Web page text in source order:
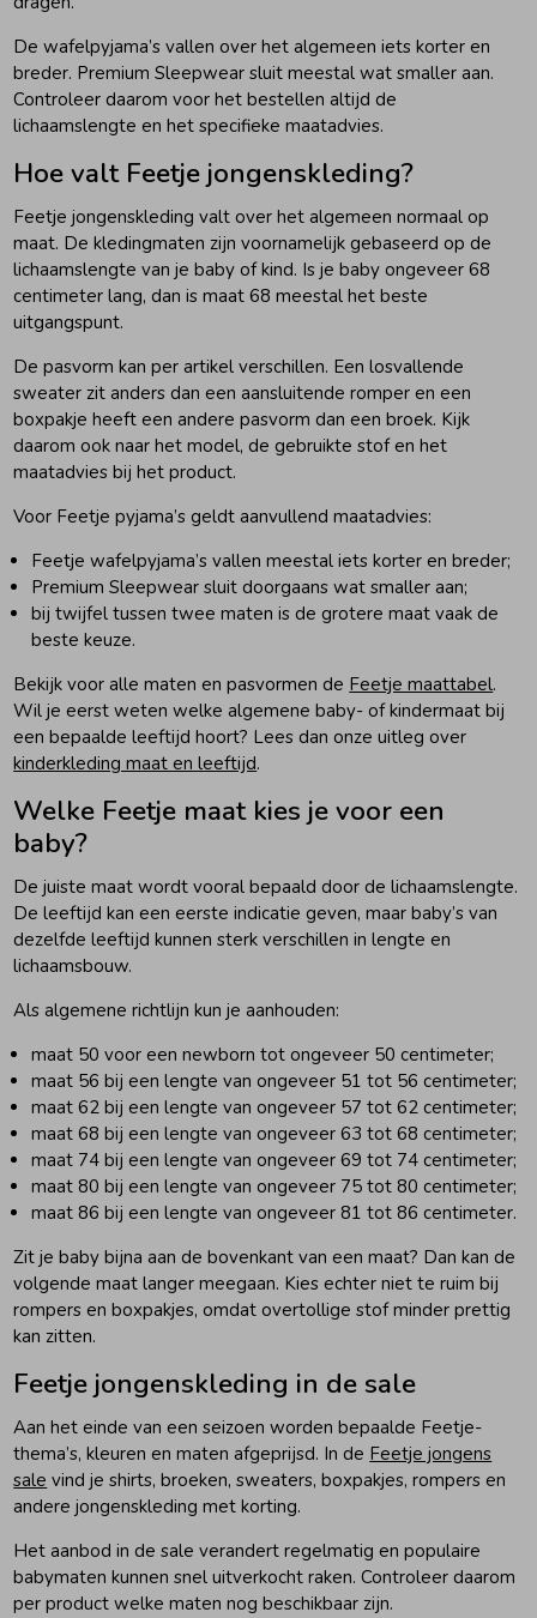
De wafelpyjama’s vallen over het algemeen iets korter en
breder. Premium Sleepwear sluit meestal wat smaller aan.
Controleer daarom voor het bestellen altijd de
lichaamslengte en het specifieke maatadvies.
Hoe valt Feetje jongenskleding?
Feetje jongenskleding valt over het algemeen normaal op
maat. De kledingmaten zijn voornamelijk gebaseerd op de
lichaamslengte van je baby of kind. Is je baby ongeveer 68
centimeter lang, dan is maat 68 meestal het beste
uitgangspunt.
De pasvorm kan per artikel verschillen. Een losvallende
sweater zit anders dan een aansluitende romper en een
boxpakje heeft een andere pasvorm dan een broek. Kijk
daarom ook naar het model, de gebruikte stof en het
maatadvies bij het product.
Voor Feetje pyjama’s geldt aanvullend maatadvies:
Feetje wafelpyjama’s vallen meestal iets korter en breder;
Premium Sleepwear sluit doorgaans wat smaller aan;
bij twijfel tussen twee maten is de grotere maat vaak de
beste keuze.
Bekijk voor alle maten en pasvormen de Feetje maattabel.
Wil je eerst weten welke algemene baby- of kindermaat bij
een bepaalde leeftijd hoort? Lees dan onze uitleg over
kinderkleding maat en leeftijd.
Welke Feetje maat kies je voor een
baby?
De juiste maat wordt vooral bepaald door de lichaamslengte.
De leeftijd kan een eerste indicatie geven, maar baby’s van
dezelfde leeftijd kunnen sterk verschillen in lengte en
lichaamsbouw.
Als algemene richtlijn kun je aanhouden:
maat 50 voor een newborn tot ongeveer 50 centimeter;
maat 56 bij een lengte van ongeveer 51 tot 56 centimeter;
maat 62 bij een lengte van ongeveer 57 tot 62 centimeter;
maat 68 bij een lengte van ongeveer 63 tot 68 centimeter;
maat 74 bij een lengte van ongeveer 69 tot 74 centimeter;
maat 80 bij een lengte van ongeveer 75 tot 80 centimeter;
maat 86 bij een lengte van ongeveer 81 tot 86 centimeter.
Zit je baby bijna aan de bovenkant van een maat? Dan kan de
volgende maat langer meegaan. Kies echter niet te ruim bij
rompers en boxpakjes, omdat overtollige stof minder prettig
kan zitten.
Feetje jongenskleding in de sale
Aan het einde van een seizoen worden bepaalde Feetje-
thema’s, kleuren en maten afgeprijsd. In de Feetje jongens
sale vind je shirts, broeken, sweaters, boxpakjes, rompers en
andere jongenskleding met korting.
Het aanbod in de sale verandert regelmatig en populaire
babymaten kunnen snel uitverkocht raken. Controleer daarom
per product welke maten nog beschikbaar zijn.